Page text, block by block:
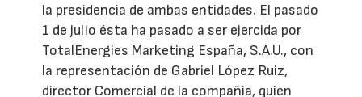
la presidencia de ambas entidades. El pasado
1 de julio ésta ha pasado a ser ejercida por
TotalEnergies Marketing España, S.A.U., con
la representación de Gabriel López Ruiz,
director Comercial de la compañía, quien